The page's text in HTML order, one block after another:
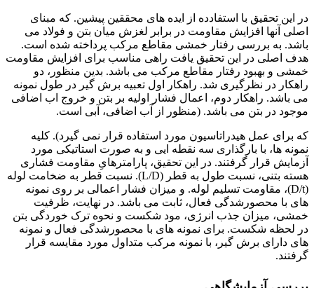
در این تحقیق با استفادده از ایده های محققین پیشین. که مبنای
اصلی آنها افزایش مقاومت در برابر لغزش میان بتن و فولاد می
باشد. به بررسی رفتار خمشی مقاطع مرکب پرداخته شده است.
هدف اصلی در این تحقیق یافت راهی مناسب برای افزایش مقاومت
خمشی و بهبود رفتار مقاطع مرکب می باشد. بدین منظور، دو
راهکار در نظرگیری شد. راهکار اول تعبیه برش گیر در طول نمونه
می باشد. راهکار دوم، اعمال فشار اولیه بر بتن و خروج اب اضافی
موجود در بتن می باشد. (منظور از آب اضافی، آبی است.
که برای عمل هیدراتاسیون مورد استفاده قرار نمی گیرد). کلیه
نمونه ها، با بارگذاری سه نقطه ایی و به صورت استاتیکی مورد
آزمایش قرار گرفتند. در این تحقیق، پارامترهایِ مقاومت فشاری
هسته بتنی، نسبت طول به قطر (L/D). نسبت قطر به ضخامت لوله
(D/t)، مقاومت تسلیم لوله. و میزان فشار اعمالی بر روی نمونه
های با محصورشدگی فعال، ثابت می باشد. در نهایت، ظرفیت
خمشی، میزان جذب انرژی، مود شکست و نحوه ترک خوردگی بتن
در لحظه شکست. برای نمونه های با محصورشدگی فعال و نمونه
های دارای برش گیر، با نمونه مرکب متداول مورد مقایسه قرار
گرفتند.